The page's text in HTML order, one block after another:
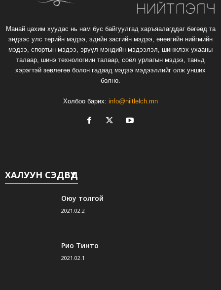
Манай цахим хуудас нь нам бус байгуулгад харъяалагддаг бөгөөд та
эндээс улс төрийн мэдээ, эдийн засгийн мэдээ, өнөөгийн нийгмийн
мэдээ, спортын мэдээ, эрүүл мэндийн мэдээлэл, шинжлэх ухааны
талаар, шинэ технологиин талаар, соёл урлагын мэдээ, таньд
хэрэгтэй зөвлөгөө болон гадаад мэдээ мэдээллийг олж унших
болно.
Холбоо барих: info@niitlelch.mn
ХАЛУУН СЭДВҮҮД
Оюу толгой
2021.02.2
Рио Тинто
2021.02.1